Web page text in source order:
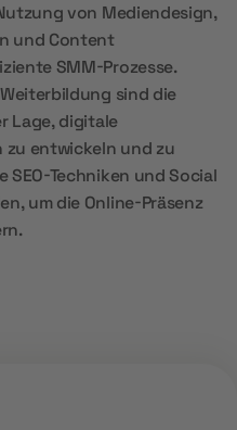
von Mediendesign,
und Content
SMM-Prozesse.
sind die
Lage, digitale
entwickeln und zu
SEO-Techniken und Social
um die Online-Präsenz